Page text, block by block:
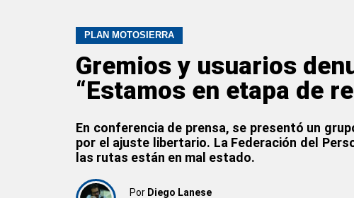
PLAN MOTOSIERRA
Gremios y usuarios
“Estamos en etapa de
En conferencia de prensa, se presentó un
por el ajuste libertario. La Federación del
las rutas están en mal estado.
Por Diego Lanese